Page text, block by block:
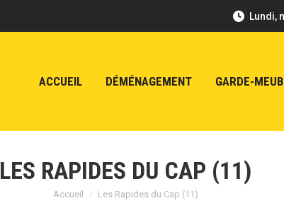
Lundi,
ACCUEIL DÉMÉNAGEMENT GARDE-
LES RAPIDES DU CAP (11)
Vous êtes ici :
Accueil Les Rapides du Cap (11)